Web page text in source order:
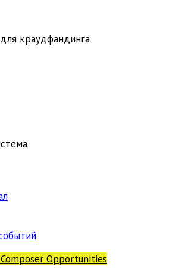
краудфандинга
Opportunities